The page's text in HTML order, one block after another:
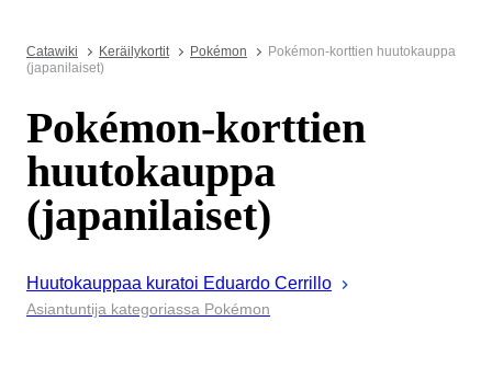
Catawiki Keräilykortit Pokémon
Pokémon-korttien huutokauppa
(japanilaiset)
Pokémon-korttien
huutokauppa
(japanilaiset)
Huutokauppaa kuratoi Eduardo Cerrillo
Asiantuntija kategoriassa Pokémon